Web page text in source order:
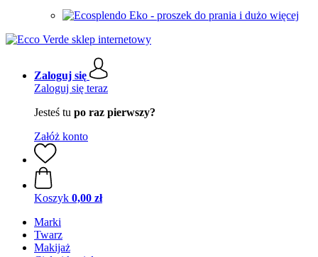
Eko - proszek do prania i dużo więcej
Zaloguj się
Zaloguj się teraz
Jesteś tu po raz pierwszy?
Załóż konto
Koszyk 0,00 zł
Marki
Twarz
Makijaż